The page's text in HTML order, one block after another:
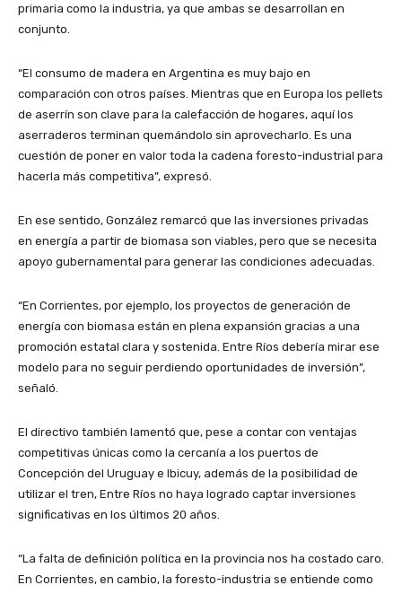
primaria como la industria, ya que ambas se desarrollan en
conjunto.
“El consumo de madera en Argentina es muy bajo en
comparación con otros países. Mientras que en Europa los pellets
de aserrín son clave para la calefacción de hogares, aquí los
aserraderos terminan quemándolo sin aprovecharlo. Es una
cuestión de poner en valor toda la cadena foresto-industrial para
hacerla más competitiva”, expresó.
En ese sentido, González remarcó que las inversiones privadas
en energía a partir de biomasa son viables, pero que se necesita
apoyo gubernamental para generar las condiciones adecuadas.
“En Corrientes, por ejemplo, los proyectos de generación de
energía con biomasa están en plena expansión gracias a una
promoción estatal clara y sostenida. Entre Ríos debería mirar ese
modelo para no seguir perdiendo oportunidades de inversión”,
señaló.
El directivo también lamentó que, pese a contar con ventajas
competitivas únicas como la cercanía a los puertos de
Concepción del Uruguay e Ibicuy, además de la posibilidad de
utilizar el tren, Entre Ríos no haya logrado captar inversiones
significativas en los últimos 20 años.
“La falta de definición política en la provincia nos ha costado caro.
En Corrientes, en cambio, la foresto-industria se entiende como